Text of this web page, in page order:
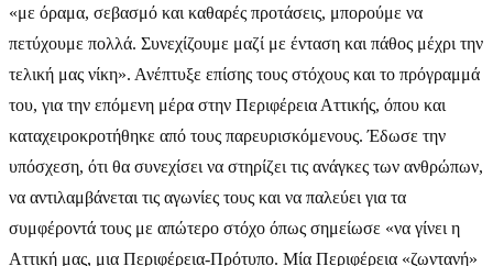
«με όραμα, σεβασμό και καθαρές προτάσεις, μπορούμε να
πετύχουμε πολλά. Συνεχίζουμε μαζί με ένταση και πάθος μέχρι την
τελική μας νίκη». Ανέπτυξε επίσης τους στόχους και το πρόγραμμά
του, για την επόμενη μέρα στην Περιφέρεια Αττικής, όπου και
καταχειροκροτήθηκε από τους παρευρισκόμενους. Έδωσε την
υπόσχεση, ότι θα συνεχίσει να στηρίζει τις ανάγκες των ανθρώπων,
να αντιλαμβάνεται τις αγωνίες τους και να παλεύει για τα
συμφέροντά τους με απώτερο στόχο όπως σημείωσε «να γίνει η
Αττική μας, μια Περιφέρεια-Πρότυπο. Μία Περιφέρεια «ζωντανή»